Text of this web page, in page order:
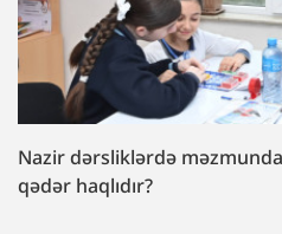
Nazir dərsliklərdə
qədər haqlıdır?